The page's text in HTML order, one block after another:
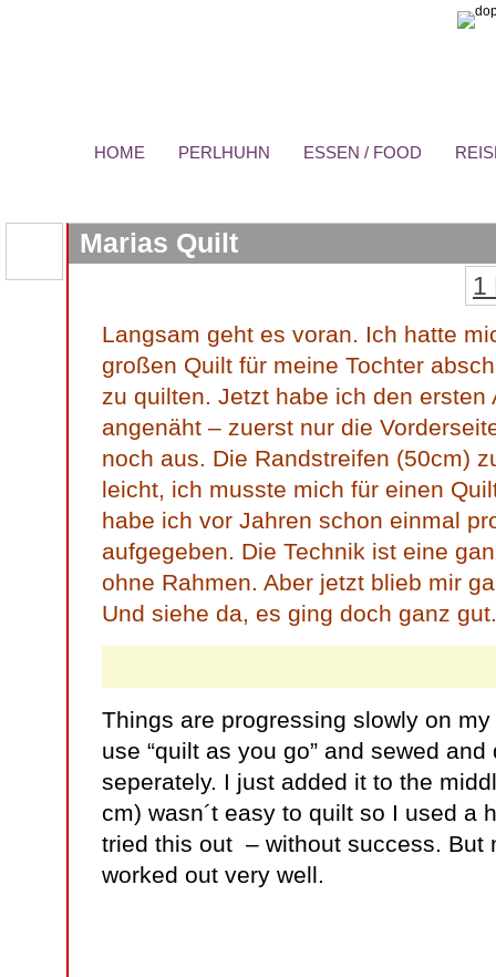
HOME PERLHUHN ESSEN / FOOD
Marias Quilt
1
Langsam geht es voran. Ich hatte
großen Quilt für meine Tochter
zu quilten. Jetzt habe ich den ersten
angenäht – zuerst nur die
noch aus. Die Randstreifen (50cm)
leicht, ich musste mich für einen
habe ich vor Jahren schon einmal
aufgegeben. Die Technik ist eine
ohne Rahmen. Aber jetzt blieb mir
Und siehe da, es ging doch ganz gut.
Things are progressing slowly on
use “quilt as you go” and sewed
seperately. I just added it to the
cm) wasn´t easy to quilt so I used a
tried this out – without success. But
worked out very well.